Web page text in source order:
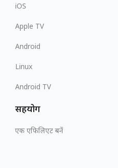
iOS
Apple TV
Android
Linux
Android TV
सहयोग
एक एफिलिएट बनें